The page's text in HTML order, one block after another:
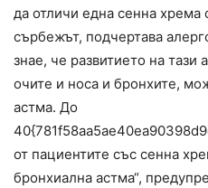
да отличи една сенна хрема
сърбежът, подчертава
знае, че развитието на тази
очите и носа и бронхите,
астма. До
от пациентите със сенна
бронхиална астма“,